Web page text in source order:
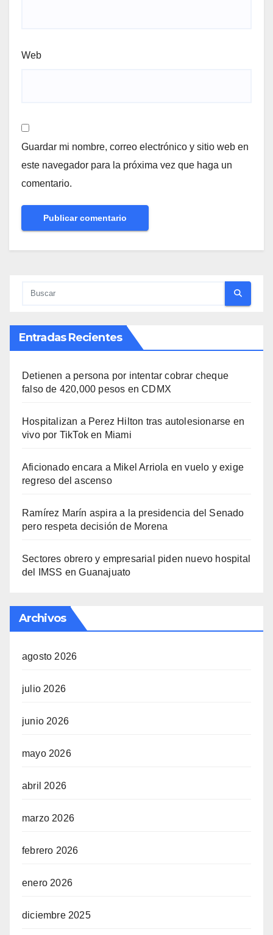
Web
Guardar mi nombre, correo electrónico y sitio web en
este navegador para la próxima vez que haga un
comentario.
Entradas Recientes
Detienen a persona por intentar cobrar cheque
falso de 420,000 pesos en CDMX
Hospitalizan a Perez Hilton tras autolesionarse en
vivo por TikTok en Miami
Aficionado encara a Mikel Arriola en vuelo y exige
regreso del ascenso
Ramírez Marín aspira a la presidencia del Senado
pero respeta decisión de Morena
Sectores obrero y empresarial piden nuevo hospital
del IMSS en Guanajuato
Archivos
agosto 2026
julio 2026
junio 2026
mayo 2026
abril 2026
marzo 2026
febrero 2026
enero 2026
diciembre 2025